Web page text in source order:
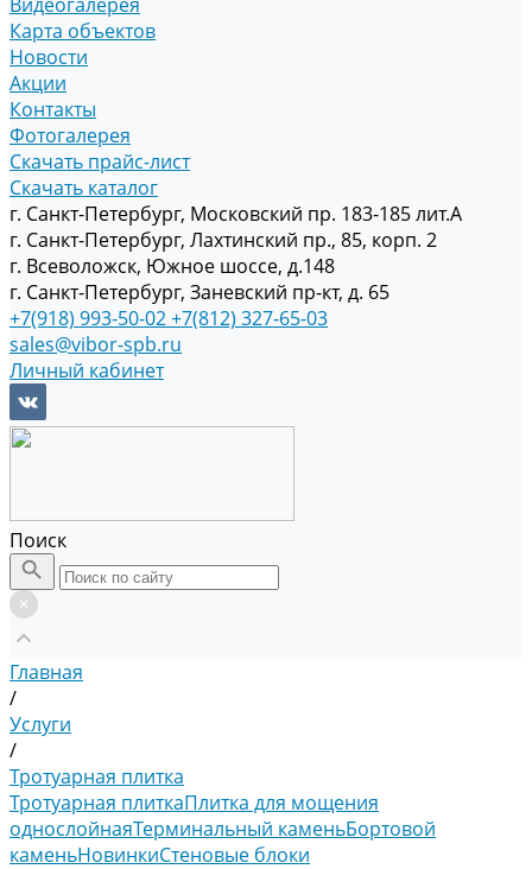
Карта объектов
Новости
Акции
Контакты
Фотогалерея
Скачать прайс-лист
Скачать каталог
г. Санкт-Петербург, Московский пр. 183-185 лит.А
г. Санкт-Петербург, Лахтинский пр., 85, корп. 2
г. Всеволожск, Южное шоссе, д.148
г. Санкт-Петербург, Заневский пр-кт, д. 65
+7(918) 993-50-02+7(812) 327-65-03
sales@vibor-spb.ru
Личный кабинет
Поиск
Главная
/
Услуги
/
Тротуарная плитка
Тротуарная плиткаПлитка для мощения
однослойнаяТерминальный каменьБортовой
каменьНовинкиСтеновые блоки